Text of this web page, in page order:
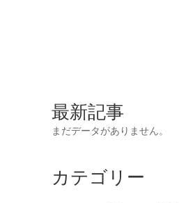
最新記事
まだデータがありません。
カテゴリー